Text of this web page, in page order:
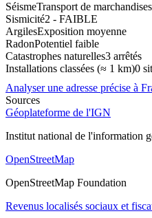
SéismeTransport de
Sismicité2 - FAIBLE
ArgilesExposition moyenne
RadonPotentiel faible
Catastrophes naturelles3 arrêtés
Installations classées (≈ 1 km)0
Analyser une adresse précise à
Sources
Géoplateforme de l'IGN
Institut national de l'information
OpenStreetMap
OpenStreetMap Foundation
Revenus localisés sociaux et